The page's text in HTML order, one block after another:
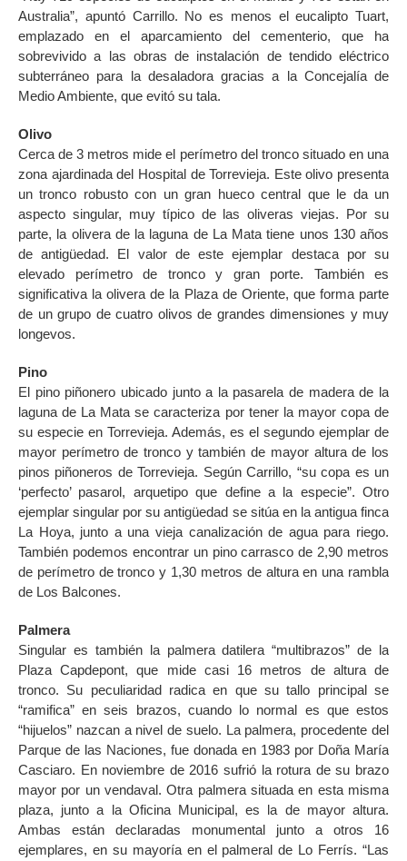
Australia”, apuntó Carrillo. No es menos el eucalipto Tuart,
emplazado en el aparcamiento del cementerio, que ha
sobrevivido a las obras de instalación de tendido eléctrico
subterráneo para la desaladora gracias a la Concejalía de
Medio Ambiente, que evitó su tala.
Olivo
Cerca de 3 metros mide el perímetro del tronco situado en una
zona ajardinada del Hospital de Torrevieja. Este olivo presenta
un tronco robusto con un gran hueco central que le da un
aspecto singular, muy típico de las oliveras viejas. Por su
parte, la olivera de la laguna de La Mata tiene unos 130 años
de antigüedad. El valor de este ejemplar destaca por su
elevado perímetro de tronco y gran porte. También es
significativa la olivera de la Plaza de Oriente, que forma parte
de un grupo de cuatro olivos de grandes dimensiones y muy
longevos.
Pino
El pino piñonero ubicado junto a la pasarela de madera de la
laguna de La Mata se caracteriza por tener la mayor copa de
su especie en Torrevieja. Además, es el segundo ejemplar de
mayor perímetro de tronco y también de mayor altura de los
pinos piñoneros de Torrevieja. Según Carrillo, “su copa es un
‘perfecto’ pasarol, arquetipo que define a la especie”. Otro
ejemplar singular por su antigüedad se sitúa en la antigua finca
La Hoya, junto a una vieja canalización de agua para riego.
También podemos encontrar un pino carrasco de 2,90 metros
de perímetro de tronco y 1,30 metros de altura en una rambla
de Los Balcones.
Palmera
Singular es también la palmera datilera “multibrazos” de la
Plaza Capdepont, que mide casi 16 metros de altura de
tronco. Su peculiaridad radica en que su tallo principal se
“ramifica” en seis brazos, cuando lo normal es que estos
“hijuelos” nazcan a nivel de suelo. La palmera, procedente del
Parque de las Naciones, fue donada en 1983 por Doña María
Casciaro. En noviembre de 2016 sufrió la rotura de su brazo
mayor por un vendaval. Otra palmera situada en esta misma
plaza, junto a la Oficina Municipal, es la de mayor altura.
Ambas están declaradas monumental junto a otros 16
ejemplares, en su mayoría en el palmeral de Lo Ferrís. “Las